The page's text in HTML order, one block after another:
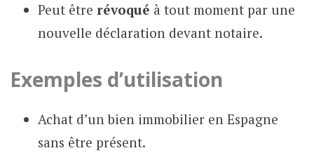
Peut être révoqué à tout moment par une
nouvelle déclaration devant notaire.
Exemples d’utilisation
Achat d’un bien immobilier en Espagne
sans être présent.